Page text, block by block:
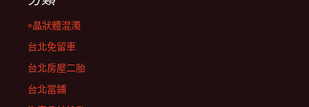
×晶狀體混濁
台北免留車
台北房屋二胎
台北當鋪